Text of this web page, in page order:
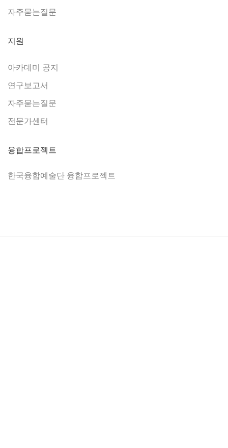
자주묻는질문
지원
아카데미 공지
연구보고서
자주묻는질문
전문가센터
융합프로젝트
한국융합예술단 융합프로젝트